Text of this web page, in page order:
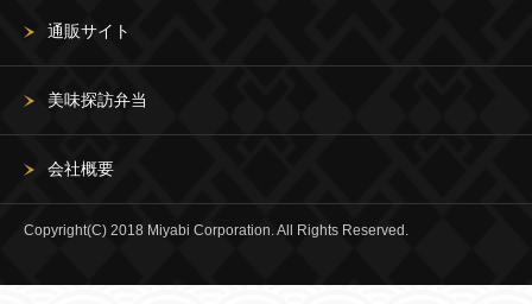
通販サイト
美味探訪弁当
会社概要
Copyright(C) 2018 Miyabi Corporation. All Rights Reserved.